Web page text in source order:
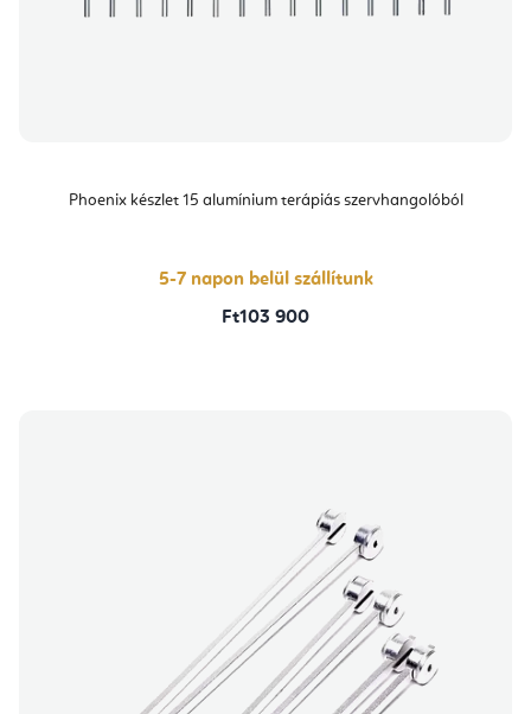
Phoenix készlet 15 alumínium terápiás szervhangolóból
5-7 napon belül szállítunk
Ft103 900